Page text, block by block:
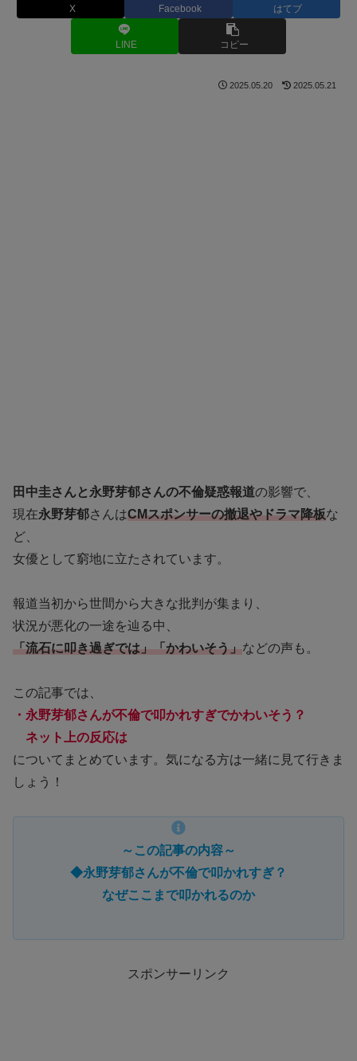
X Facebook はてブ
LINE コピー
2025.05.20 2025.05.21
田中圭さんと永野芽郁さんの不倫疑惑報道の影響で、
現在永野芽郁さんはCMスポンサーの撤退やドラマ降板な
ど、
女優として窮地に立たされています。
報道当初から世間から大きな批判が集まり、
状況が悪化の一途を辿る中、
「流石に叩き過ぎでは」「かわいそう」などの声も。
この記事では、
・永野芽郁さんが不倫で叩かれすぎでかわいそう？
ネット上の反応は
についてまとめています。気になる方は一緒に見て行きま
しょう！
～この記事の内容～
◆永野芽郁さんが不倫で叩かれすぎ？
なぜここまで叩かれるのか
スポンサーリンク